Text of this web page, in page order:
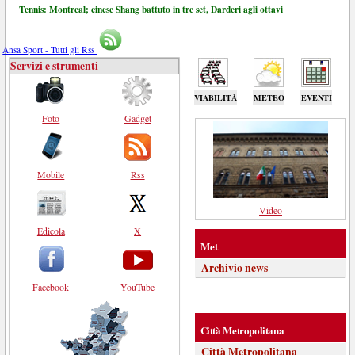
Tennis: Montreal; cinese Shang battuto in tre set, Darderi agli ottavi
Ansa Sport - Tutti gli Rss
VIABILITÀ METEO EVENTI
Servizi e strumenti
Foto
Mobile
Edicola
Facebook
Gadget
Rss
X
YouTube
Video
Met
Archivio news
Città Metropolitana
Città Metropolitana